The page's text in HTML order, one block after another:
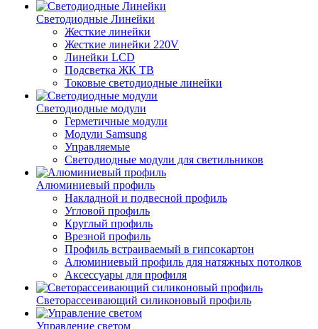
Светодиодные Линейки
Жесткие линейки
Жесткие линейки 220V
Линейки LCD
Подсветка ЖК ТВ
Токовые светодиодные линейки
Светодиодные модули
Герметичные модули
Модули Samsung
Управляемые
Светодиодные модули для светильников
Алюминиевый профиль
Накладной и подвесной профиль
Угловой профиль
Круглый профиль
Врезной профиль
Профиль встраиваемый в гипсокартон
Алюминиевый профиль для натяжных потолков
Аксессуары для профиля
Светорассеивающий силиконовый профиль
Управление светом